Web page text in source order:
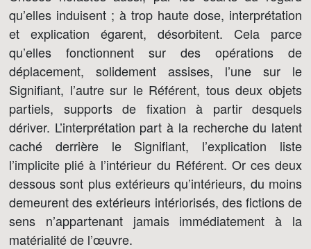
qu’elles induisent ; à trop haute dose, interprétation
et explication égarent, désorbitent. Cela parce
qu’elles fonctionnent sur des opérations de
déplacement, solidement assises, l’une sur le
Signifiant, l’autre sur le Référent, tous deux objets
partiels, supports de fixation à partir desquels
dériver. L’interprétation part à la recherche du latent
caché derrière le Signifiant, l’explication liste
l’implicite plié à l’intérieur du Référent. Or ces deux
dessous sont plus extérieurs qu’intérieurs, du moins
demeurent des extérieurs intériorisés, des fictions de
sens n’appartenant jamais immédiatement à la
matérialité de l’œuvre.